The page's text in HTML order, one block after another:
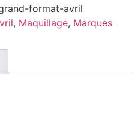
format-avril
, Maquillage, Marques